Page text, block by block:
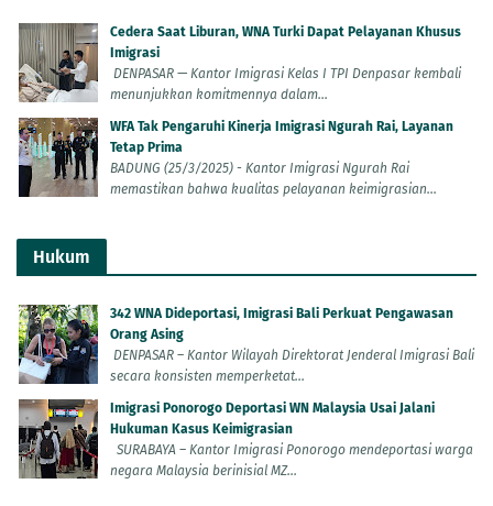
Cedera Saat Liburan, WNA Turki Dapat Pelayanan Khusus
Imigrasi
DENPASAR — Kantor Imigrasi Kelas I TPI Denpasar kembali
menunjukkan komitmennya dalam...
WFA Tak Pengaruhi Kinerja Imigrasi Ngurah Rai, Layanan
Tetap Prima
BADUNG (25/3/2025) - Kantor Imigrasi Ngurah Rai
memastikan bahwa kualitas pelayanan keimigrasian...
Hukum
342 WNA Dideportasi, Imigrasi Bali Perkuat Pengawasan
Orang Asing
DENPASAR – Kantor Wilayah Direktorat Jenderal Imigrasi Bali
secara konsisten memperketat...
Imigrasi Ponorogo Deportasi WN Malaysia Usai Jalani
Hukuman Kasus Keimigrasian
SURABAYA – Kantor Imigrasi Ponorogo mendeportasi warga
negara Malaysia berinisial MZ...